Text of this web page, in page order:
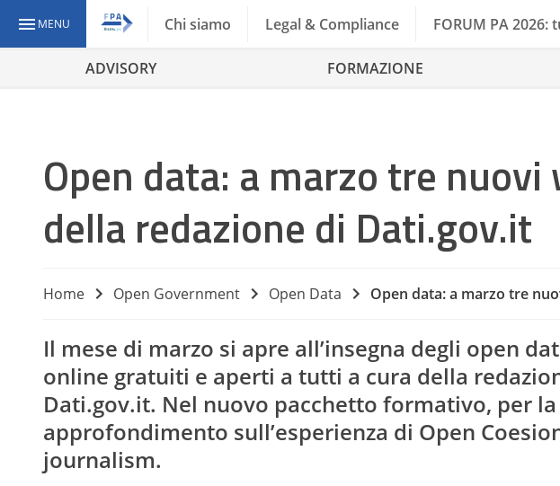
MENU Chi siamo Legal & Compliance FORUM PA
ADVISORY FORMAZIONE
Open data: a marzo tre
della redazione di Dati.gov.it
Home Open Government Open Data Open data: a marzo tre
Il mese di marzo si apre all’insegna degli open
online gratuiti e aperti a tutti a cura della
Dati.gov.it. Nel nuovo pacchetto formativo, per
approfondimento sull’esperienza di Open
journalism.